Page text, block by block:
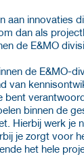
aan innovaties
dan als
de E&MO
de E&MO-
van
binnen de
Hierbij werk je
je zorgt voor
het hele